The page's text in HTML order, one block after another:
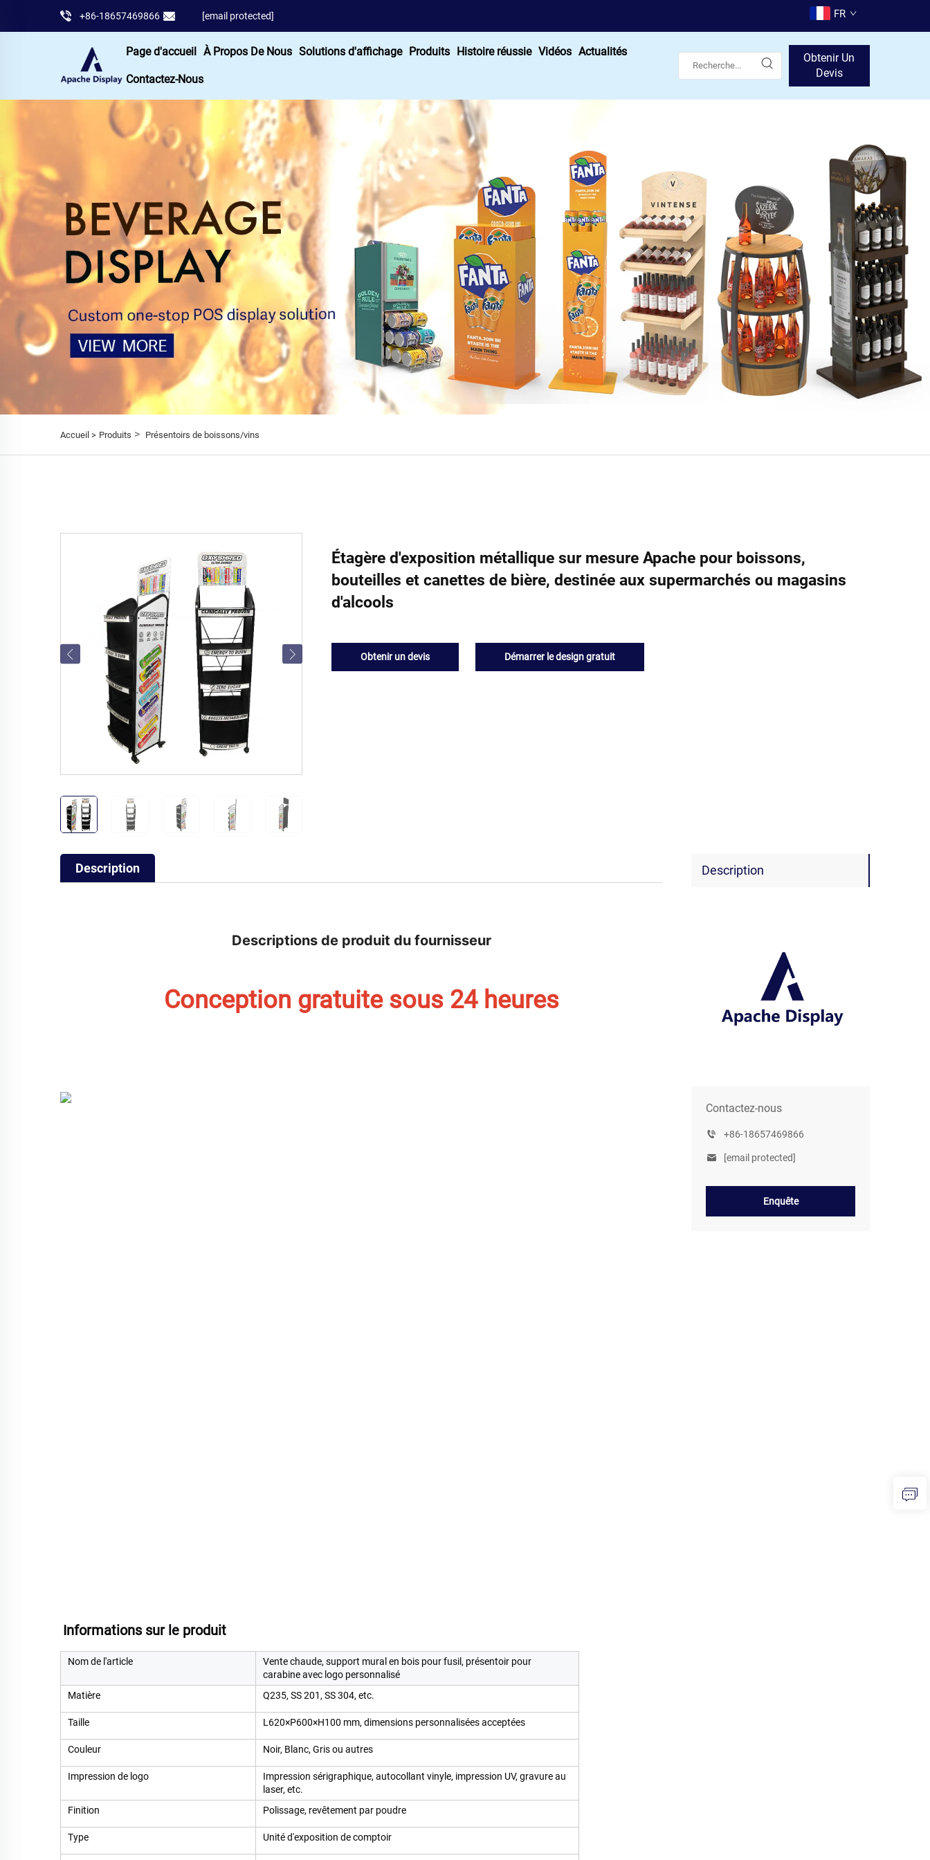
+86-18657469866 [email protected] FR
Page d'accueil À Propos De Nous Solutions d'affichage Produits Histoire réussie Vidéos Actualités
Contactez-Nous
Obtenir Un
Devis
Accueil > Produits > Présentoirs de boissons/vins
Étagère d'exposition métallique sur mesure Apache pour boissons,
bouteilles et canettes de bière, destinée aux supermarchés ou magasins
d'alcools
Obtenir un devis Démarrer le design gratuit
Description
Contactez-nous
+86-18657469866
[email protected]
Enquête
Description
Descriptions de produit du fournisseur
Conception gratuite sous 24 heures
Informations sur le produit
Nom de l'article
Vente chaude, support mural en bois pour fusil, présentoir pour
carabine avec logo personnalisé
Matière
Q235, SS 201, SS 304, etc.
Taille L620×P600×H100 mm, dimensions personnalisées acceptées
Couleur Noir, Blanc, Gris ou autres
Impression de logo
Impression sérigraphique, autocollant vinyle, impression UV, gravure au
laser, etc.
Finition
Polissage, revêtement par poudre
Type Unité d'exposition de comptoir